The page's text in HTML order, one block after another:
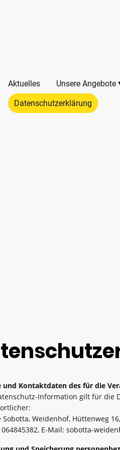
Aktuelles Unsere Angebote
Datenschutzerklärung
und Kontaktdaten des für die
Information gilt für die
Sobotta, Weidenhof, Hüttenweg
E-Mail: sobotta-